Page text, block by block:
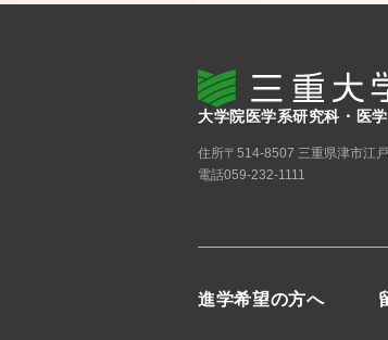
大学院医学系研究科・医
住所〒514-8507 三重県津市江
電話059-232-1111
進学希望の方へ